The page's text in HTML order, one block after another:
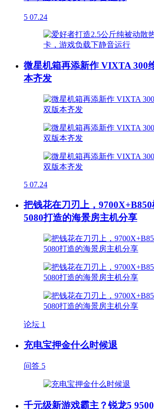
5 07.24
微星机箱再添新作 VIXTA 300
本齐发
5 07.24
把钱花在刀刃上，
5080打造的海景房主机分享
论坛 1
充电宝押金什么时候退
问答 5
千元级新游戏霸主？锐龙5